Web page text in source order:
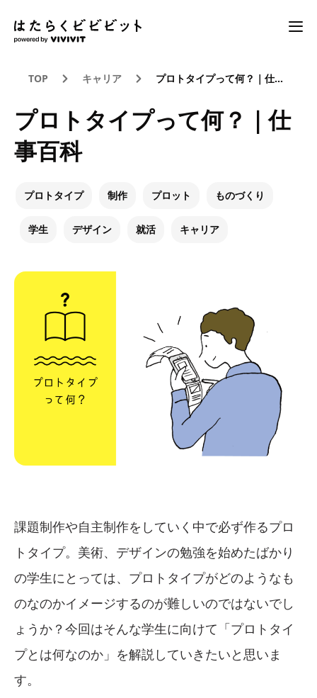
TOP キャリア プロトタイプって何？｜仕事百科
プロトタイプって何？｜仕
事百科
プロトタイプ 制作 プロット ものづくり
学生 デザイン 就活 キャリア
課題制作や自主制作をしていく中で必ず作るプロ
トタイプ。美術、デザインの勉強を始めたばかり
の学生にとっては、プロトタイプがどのようなも
のなのかイメージするのが難しいのではないでし
ょうか？今回はそんな学生に向けて「プロトタイ
プとは何なのか」を解説していきたいと思いま
す。